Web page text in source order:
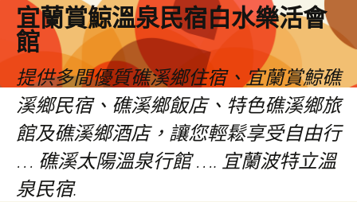
宜蘭賞鯨溫泉民宿白水樂活會
館
提供多間優質礁溪鄉住宿、宜蘭賞鯨礁
溪鄉民宿、礁溪鄉飯店、特色礁溪鄉旅
館及礁溪鄉酒店，讓您輕鬆享受自由行
… 礁溪太陽溫泉行館 …. 宜蘭波特立溫
泉民宿.